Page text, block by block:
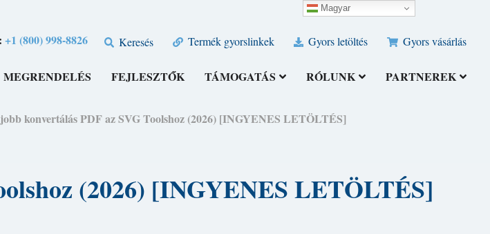
+1 (800) 998-8826 Keresés Termék gyorslinkek Gyors letöltés Gyors vásárlás
MEGRENDELÉS FEJLESZTŐK TÁMOGATÁS RÓLUNK PARTNEREK
konvertálás PDF az SVG Toolshoz (2026) [INGYENES LETÖLTÉS]
(2026) [INGYENES LETÖLTÉS]
Magyar